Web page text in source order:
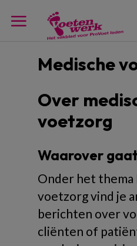
Medische
Over
voetzorg
Waarover
Onder het thema
voetzorg vind je
berichten over
cliënten of